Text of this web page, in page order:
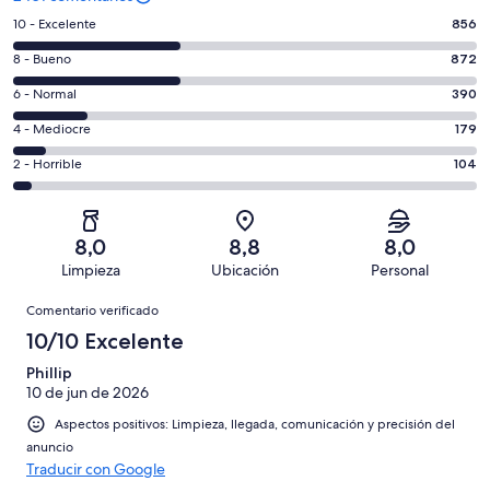
856
comentarios
de
un
total
de
2401
con
puntuación
10 - Excelente 856
872
comentarios
de
un
total
de
puntuación
8 - Bueno 872
390
comentarios
de
un
total
puntuación
Normal
6 - Normal 390
179
comentarios
de
una
puntuación
Mediocre
4 - Mediocre 179
104
comentarios
2401
una
puntuación
de
Horrible
2 - Horrible 104
8,0
Limpieza
8,8
Ubicación
8,0
Personal
Comentarios
Comentario verificado
10/10 Excelente
Phillip
10 de jun de 2026
Aspectos positivos: Limpieza, llegada, comunicación y precisión del
anuncio
Traducir con Google